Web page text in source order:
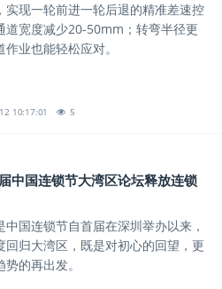
实现一轮前进一轮后退的精准差速控
道宽度减少20-50mm；转弯半径更
业也能轻松应对。
10:17:01 5
中国连锁节大湾区论坛释放连锁
中国连锁节自首届在深圳举办以来，
回归大湾区，既是对初心的回望，更
的再出发。